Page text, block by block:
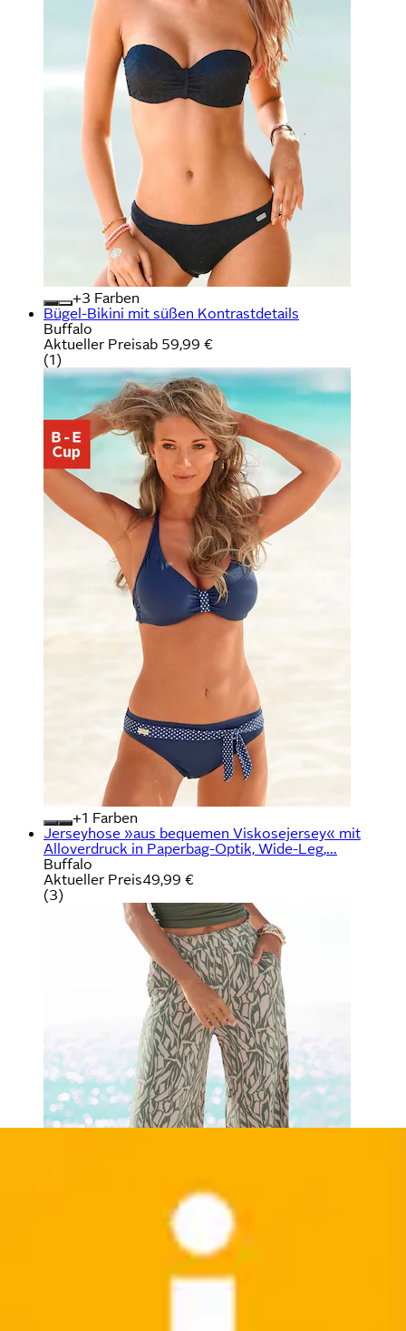
+
Farben
Bügel-Bikini mit süßen Kontrastdetails
Buffalo
Aktueller Preisab 59,99 €
(1)
+
Farben
Jerseyhose »aus bequemen Viskosejersey« mit
Alloverdruck in Paperbag-Optik, Wide-Leg,...
Buffalo
Aktueller Preis49,99 €
(3)